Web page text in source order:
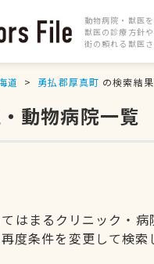
動物病院・獣医
獣医の診療方針
街の頼れる獣医
道 勇払郡厚真町 の検索結果
動物病院一覧
はまるクリニック・病
再度条件を変更して検索